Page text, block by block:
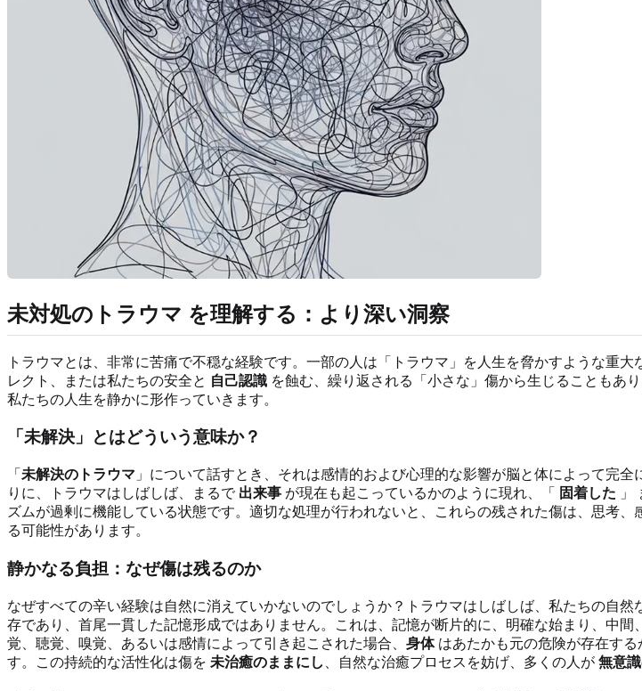
未対処のトラウマ を理解する：より深い洞察
トラウマとは、非常に苦痛で不穏な経験です。一部の人は「トラウマ」を人生を脅かすような重
レクト、または私たちの安全と 自己認識 を蝕む、繰り返される「小さな」傷から生じることもあ
私たちの人生を静かに形作っていきます。
「 未解決 」とはどういう意味か？
「 未解決のトラウマ 」について話すとき、それは感情的および心理的な影響が脳と体によって完
りに、トラウマはしばしば、まるで 出来事 が現在も起こっているかのように現れ、「 固着した 」
ズムが過剰に機能している状態です。適切な処理が行われないと、これらの残された傷は、思考
る可能性があります。
静かなる負担：なぜ傷は残るのか
なぜすべての辛い経験は自然に消えていかないのでしょうか？トラウマはしばしば、私たちの自然
存であり、首尾一貫した記憶形成ではありません。これは、記憶が断片的に、明確な始まり、中
覚、聴覚、嗅覚、あるいは感情によって引き起こされた場合、 身体はあたかも元の危険が存在する
す。この持続的な活性化は傷を 未治癒のままにし 、自然な治癒プロセスを妨げ、多くの人が 無意